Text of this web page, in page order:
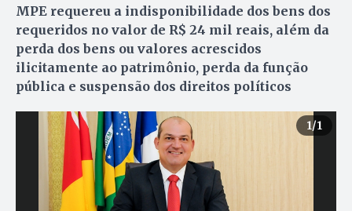
MPE requereu a indisponibilidade dos bens dos
requeridos no valor de R$ 24 mil reais, além da
perda dos bens ou valores acrescidos
ilicitamente ao patrimônio, perda da função
pública e suspensão dos direitos políticos
1/1